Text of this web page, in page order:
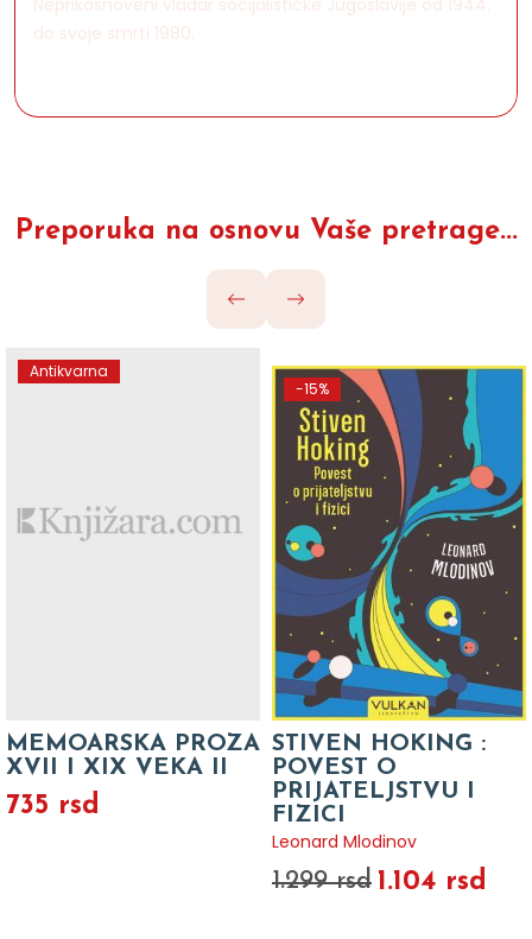
do svoje smrti 1980.
Preporuka na osnovu Vaše pretrage...
Antikvarna
MEMOARSKA PROZA
XVII I XIX VEKA II
735 rsd
-15%
STIVEN HOKING :
POVEST O
PRIJATELJSTVU I
FIZICI
Leonard Mlodinov
1.299 rsd 1.104 rsd